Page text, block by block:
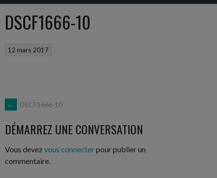
DSCF1666-10
12 mars 2017
NAVIGATION
DES
ARTICLES
← DSCF1666-10
DÉMARREZ UNE CONVERSATION
Vous devez vous connecterpour publier un
commentaire.